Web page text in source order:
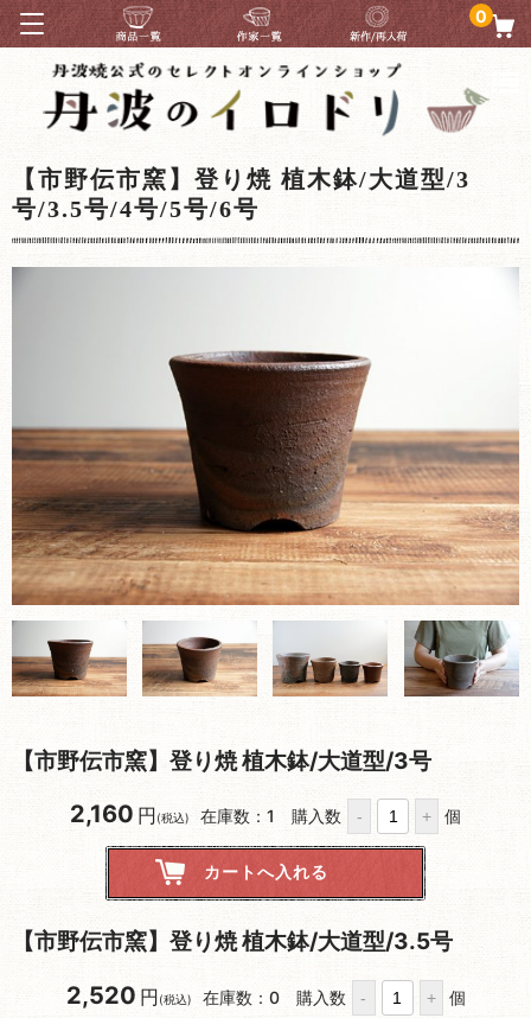
0
【市野伝市窯】登り焼 植木鉢/大道型/3
号/3.5号/4号/5号/6号
【市野伝市窯】登り焼 植木鉢/大道型/3号
2,160 円 (税込) 在庫数：1 購入数 個
【市野伝市窯】登り焼 植木鉢/大道型/3.5号
2,520 円(税込) 在庫数：0 購入数 個